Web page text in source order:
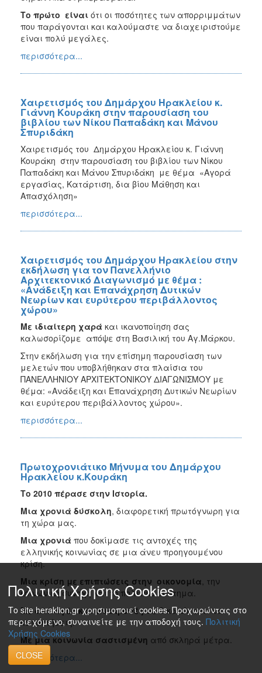
Το πρώτο είναι ότι οι ποσότητες των απορριμμάτων
που παράγονται και καλούμαστε να διαχειριστούμε
είναι πολύ μεγάλες.
περισσότερα...
Χαιρετισμός του Δημάρχου Ηρακλείου κ.
Γιάννη Κουράκη στην παρουσίαση του
βιβλίου των Νίκου Παπαδάκη και Μάνου
Σπυριδάκη
Χαιρετισμός του Δημάρχου Ηρακλείου κ. Γιάννη
Κουράκη στην παρουσίαση του βιβλίου των Νίκου
Παπαδάκη και Μάνου Σπυριδάκη με θέμα «Αγορά
εργασίας, Κατάρτιση, δια βίου Μάθηση και
Απασχόληση»
περισσότερα...
Χαιρετισμός του Δημάρχου Ηρακλείου στην
εκδήλωση για τον Πανελλήνιο
Αρχιτεκτονικό Διαγωνισμό με θέμα :
«Ανάδειξη και Επανάχρηση Δυτικών
Νεωρίων και ευρύτερου περιβάλλοντος
χώρου»
Με ιδιαίτερη χαρά και ικανοποίηση σας
καλωσορίζομε απόψε στη Βασιλική του Αγ.Μάρκου.
Στην εκδήλωση για την επίσημη παρουσίαση των
μελετών που υποβλήθηκαν στα πλαίσια του
ΠΑΝΕΛΛΗΝΙΟΥ ΑΡΧΙΤΕΚΤΟΝΙΚΟΥ ΔΙΑΓΩΝΙΣΜΟΥ με
θέμα: «Ανάδειξη και Επανάχρηση Δυτικών Νεωρίων
και ευρύτερου περιβάλλοντος χώρου».
περισσότερα...
Πρωτοχρονιάτικο Μήνυμα του Δημάρχου
Ηρακλείου κ.Κουράκη
Το 2010 πέρασε στην Ιστορία.
Μια χρονιά δύσκολη, διαφορετική πρωτόγνωρη για
τη χώρα μας.
Μια χρονιά που δοκίμασε τις αντοχές της
ελληνικής κοινωνίας σε μια άνευ προηγουμένου
κρίση.
Μια κρίση με επιπτώσεις στην οικονομία , την
κοινωνική συνοχή και το πολιτικό σύστημα.
Με αλλαγές και ανατροπέςσε δικαιώματα και
κατακτήσεις.
Με μια κοινωνία σαστισμένη από σκληρά μέτρα.
περισσότερα...
Πολιτική Χρήσης Cookies
Το site heraklion.gr χρησιμοποιεί cookies. Προχωρώντας στο
περιεχόμενο, συναινείτε με την αποδοχή τους. Πολιτική
Χρήσης Cookies
CLOSE